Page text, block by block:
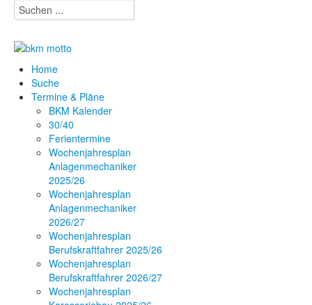
Home
Suche
Termine & Pläne
BKM Kalender
30/40
Ferientermine
Wochenjahresplan
Anlagenmechaniker
2025/26
Wochenjahresplan
Anlagenmechaniker
2026/27
Wochenjahresplan
Berufskraftfahrer 2025/26
Wochenjahresplan
Berufskraftfahrer 2026/27
Wochenjahresplan